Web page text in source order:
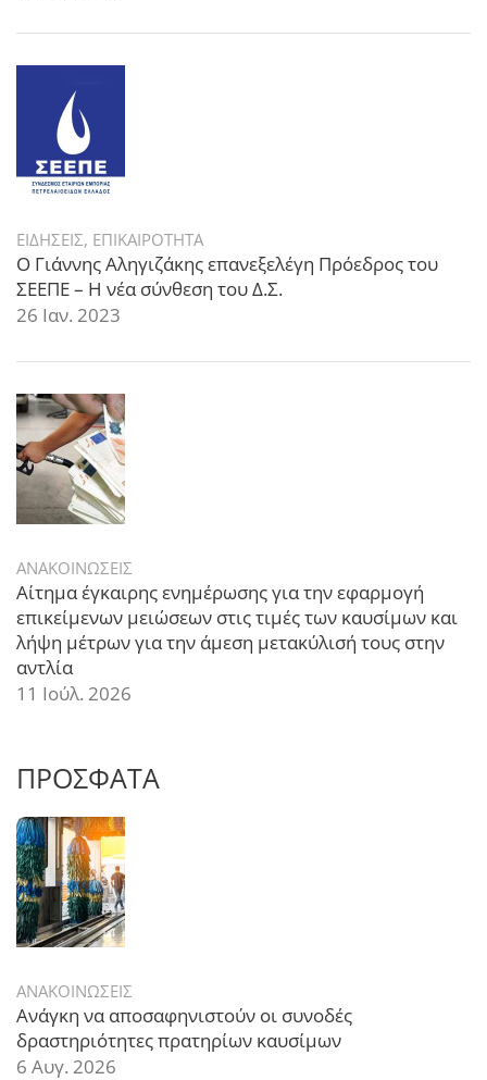
ΕΙΔΗΣΕΙΣ, ΕΠΙΚΑΙΡΟΤΗΤΑ
Ο Γιάννης Αληγιζάκης επανεξελέγη Πρόεδρος του
ΣΕΕΠΕ – Η νέα σύνθεση του Δ.Σ.
26 Ιαν. 2023
ΑΝΑΚΟΙΝΩΣΕΙΣ
Αίτημα έγκαιρης ενημέρωσης για την εφαρμογή
επικείμενων μειώσεων στις τιμές των καυσίμων και
λήψη μέτρων για την άμεση μετακύλισή τους στην
αντλία
11 Ιούλ. 2026
ΠΡΟΣΦΑΤΑ
ΑΝΑΚΟΙΝΩΣΕΙΣ
Ανάγκη να αποσαφηνιστούν οι συνοδές
δραστηριότητες πρατηρίων καυσίμων
6 Αυγ. 2026